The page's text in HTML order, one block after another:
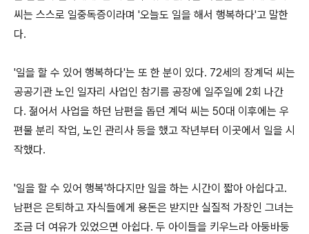
씨는 스스로 일중독증이라며 '오늘도 일을 해서 행복하다'고 말한
다.
'일을 할 수 있어 행복하다'는 또 한 분이 있다. 72세의 장계덕 씨는
공공기관 노인 일자리 사업인 참기름 공장에 일주일에 2회 나간
다. 젊어서 사업을 하던 남편을 돕던 계덕 씨는 50대 이후에는 우
편물 분리 작업, 노인 관리사 등을 했고 작년부터 이곳에서 일을 시
작했다.
'일을 할 수 있어 행복'하다지만 일을 하는 시간이 짧아 아쉽다고.
남편은 은퇴하고 자식들에게 용돈은 받지만 실질적 가장인 그녀는
조금 더 여유가 있었으면 아쉽다. 두 아이들을 키우느라 아둥바둥